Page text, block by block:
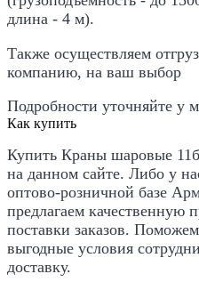
длина - 4 м).
Также осуществляем
компанию, на ваш выбор
Подробности уточняйте у
Как купить
Купить Краны шаровые
на данном сайте. Либо у
оптово-розничной базе
предлагаем качественную
поставки заказов.
выгодные условия
доставку.